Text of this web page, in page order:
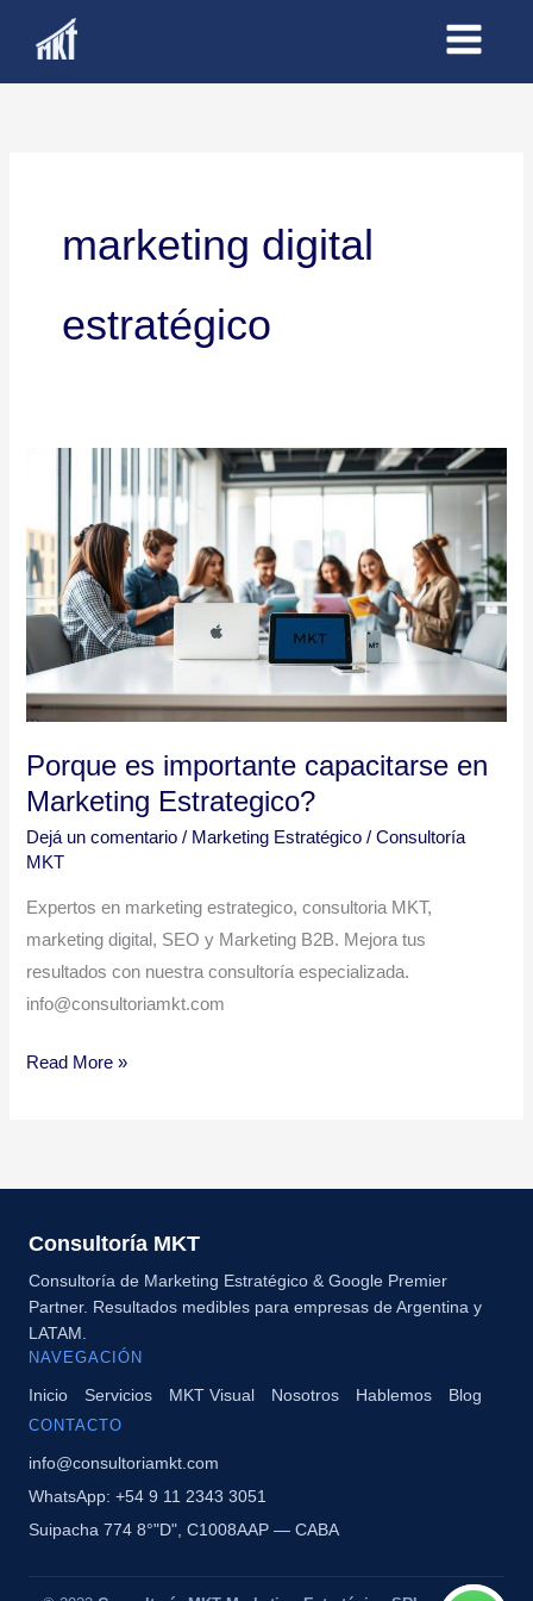
marketing digital
estratégico
Porque es importante capacitarse en
Marketing Estrategico?
Dejá un comentario / Marketing Estratégico /Consultoría
MKT
Expertos en marketing estrategico, consultoria MKT,
marketing digital, SEO y Marketing B2B. Mejora tus
resultados con nuestra consultoría especializada.
info@consultoriamkt.com
importante
capacitarse
en
Marketing
Estrategico?
Read More »
Consultoría MKT
Consultoría de Marketing Estratégico & Google Premier
Partner. Resultados medibles para empresas de Argentina y
LATAM.
NAVEGACIÓN
Inicio Servicios MKT Visual Nosotros Hablemos Blog
CONTACTO
info@consultoriamkt.com
WhatsApp: +54 9 11 2343 3051
Suipacha 774 8°"D", C1008AAP — CABA